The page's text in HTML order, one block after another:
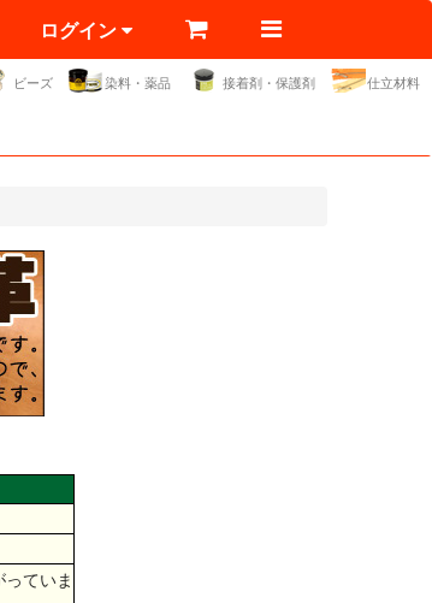
ログイン
ビーズ 染料・薬品 接着剤・保護剤 仕立材料
ていま